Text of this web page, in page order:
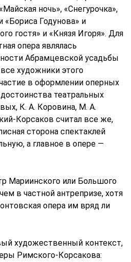
ночь», «Снегурочка»,
«Бориса Годунова» и
гостя» и «Князя Игоря». Для
опера являлась
Абрамцевской усадьбы
художники этого
в оформлении оперных
театральных
К. А. Коровина, М. А.
Корсаков считал все же,
сторона спектаклей
а главное в опере —
Мариинского или Большого
в частной антрепризе, хотя
опера им вряд ли
художественный контекст,
Римского-Корсакова: